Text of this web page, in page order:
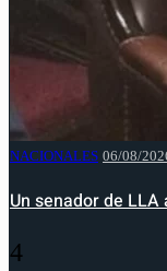
NACIONALES 06/08/
Un senador de
4